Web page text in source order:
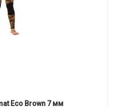
Eco Brown 7 мм